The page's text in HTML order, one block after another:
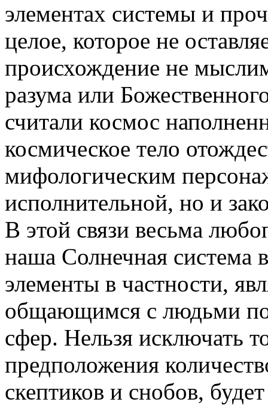
элементах системы и
целое, которое не
происхождение не
разума или
считали космос
космическое тело
мифологическим
исполнительной, но и
В этой связи весьма
наша Солнечная система
элементы в частности,
общающимся с людьми
сфер. Нельзя исключать
предположения
скептиков и снобов,